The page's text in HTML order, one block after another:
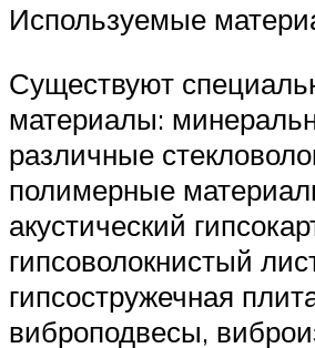
Используемые
Существуют
материалы:
различные
полимерные
акустический
гипсоволокнистый
гипсостружечная
виброподвесы,